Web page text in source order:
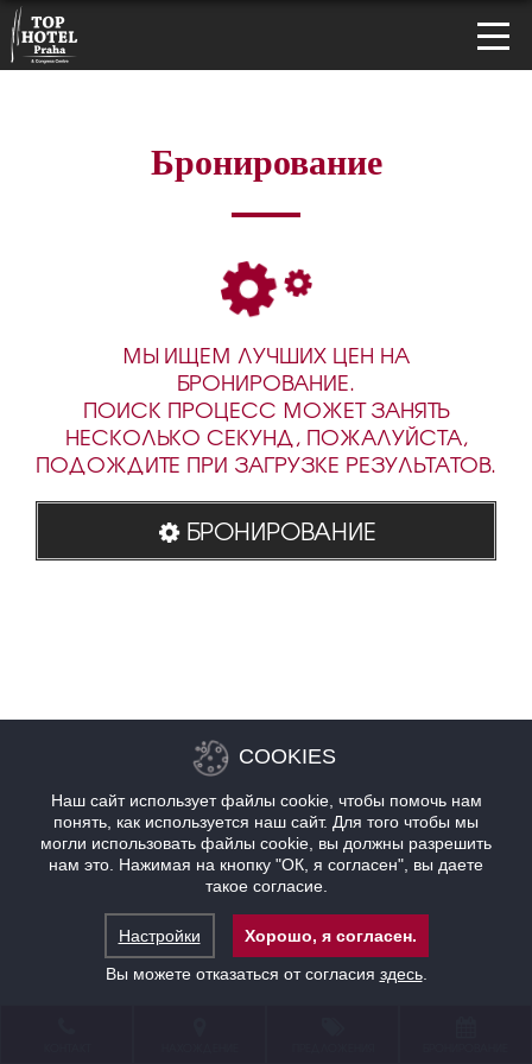
Бронирование
МЫ ИЩЕМ ЛУЧШИХ ЦЕН НА
БРОНИРОВАНИЕ.
ПОИСК ПРОЦЕСС МОЖЕТ ЗАНЯТЬ
НЕСКОЛЬКО СЕКУНД, ПОЖАЛУЙСТА,
ПОДОЖДИТЕ ПРИ ЗАГРУЗКЕ РЕЗУЛЬТАТОВ.
БРОНИРОВАНИЕ
COOKIES
Наш сайт использует файлы cookie, чтобы помочь нам
понять, как используется наш сайт. Для того чтобы мы
могли использовать файлы cookie, вы должны разрешить
нам это. Нажимая на кнопку "ОК, я согласен", вы даете
такое согласие.
Настройки
Хорошо, я согласен.
Вы можете отказаться от согласия здесь.